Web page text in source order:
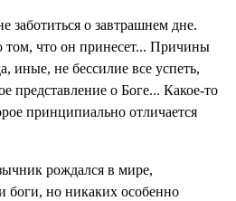
заботиться о завтрашнем дне.
том, что он принесет... Причины
иные, не бессилие все успеть,
представление о Боге... Какое-то
принципиально отличается
рождался в мире,
боги, но никаких особенно